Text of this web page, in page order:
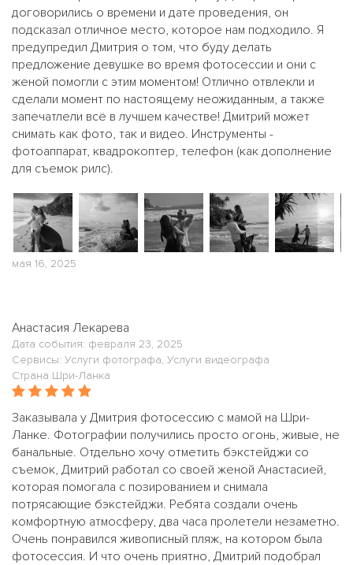
договорились о времени и дате проведения, он
подсказал отличное место, которое нам подходило. Я
предупредил Дмитрия о том, что буду делать
предложение девушке во время фотосессии и они с
женой помогли с этим моментом! Отлично отвлекли и
сделали момент по настоящему неожиданным, а также
запечатлели всё в лучшем качестве! Дмитрий может
снимать как фото, так и видео. Инструменты -
фотоаппарат, квадрокоптер, телефон (как дополнение
для съемок рилс).
мая 16, 2025
Анастасия Лекарева
Дата события: февраля 23, 2025
Сервисы: Услуги фотографа, Услуги видеографа
Страна Шри-Ланка
Заказывала у Дмитрия фотосессию с мамой на Шри-
Ланке. Фотографии получились просто огонь, живые, не
банальные. Отдельно хочу отметить бэкстейджи со
съемок, Дмитрий работал со своей женой Анастасией,
которая помогала с позированием и снимала
потрясающие бэкстейджи. Ребята создали очень
комфортную атмосферу, два часа пролетели незаметно.
Очень понравился живописный пляж, на котором была
фотосессия. И что очень приятно, Дмитрий подобрал